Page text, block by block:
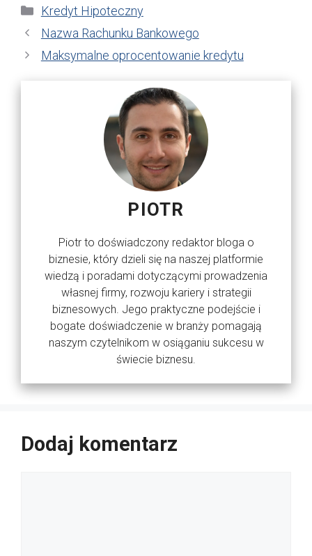
Kategorie
Kredyt Hipoteczny
Nazwa Rachunku Bankowego
Maksymalne oprocentowanie kredytu
PIOTR
Piotr to doświadczony redaktor bloga o
biznesie, który dzieli się na naszej platformie
wiedzą i poradami dotyczącymi prowadzenia
własnej firmy, rozwoju kariery i strategii
biznesowych. Jego praktyczne podejście i
bogate doświadczenie w branży pomagają
naszym czytelnikom w osiąganiu sukcesu w
świecie biznesu.
Dodaj komentarz